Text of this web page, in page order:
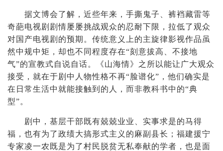
据文博会了解， 近些年来，手撕鬼子、裤裆藏雷等
奇葩电视剧剧情屡屡挑战观众的忍耐下限，拉低了观众
对国产电视剧的预期。传统意义上的主旋律影视作品虽
然中规中矩，却也不同程度存在“刻意拔高、不接地
气”的宣教式自说自话。《山海情》之所以能让广大观众
接受，就在于剧中人物性格不再“脸谱化”，他们确实是
在日常生活中就能接触到的人，而非教科书中的“典
型”。
剧中，基层干部既有兢兢业业、实事求是的马得
福，也有为了政绩大搞形式主义的麻副县长；福建援宁
专家凌一农既是为了村民脱贫无私奉献的学者，也是面